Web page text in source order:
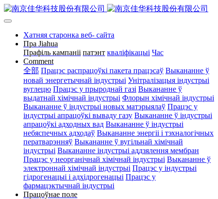
Хатняя старонка веб- сайта
Пра Jiahua
Прафіль кампаніі патэнт кваліфікацыі Час
Comment
全部 Працэс распрацоўкі пакета працэсаў Выкананне ў
новай энергетычнай індустрыі Унітралізацыя індустрыі
вуглецю Працэс у прыроднай газі Выкананне ў
выдатнай хімічнай індустрыі Флорын хімічнай індустрыі
Выкананне ў індустрыі новых матэрыялаў Працэс у
індустрыі апрацоўкі вываду газу Выкананне ў індустрыі
апрацоўкі адходных вад Выкананне ў індустрыі
небяспечных адходаў Выкананне энергіі і тэхналогічных
ператварэнняў Выкананне ў вугільнай хімічнай
індустрыі Выкананне індустрыі аддзялення мембран
Працэс у неорганічнай хімічнай індустрыі Выкананне ў
электроннай хімічнай індустрыі Працэс у індустрыі
гідрогенацыі і адхідрогенацыі Працэс у
фармацэктычнай індустрыі
Працоўнае поле